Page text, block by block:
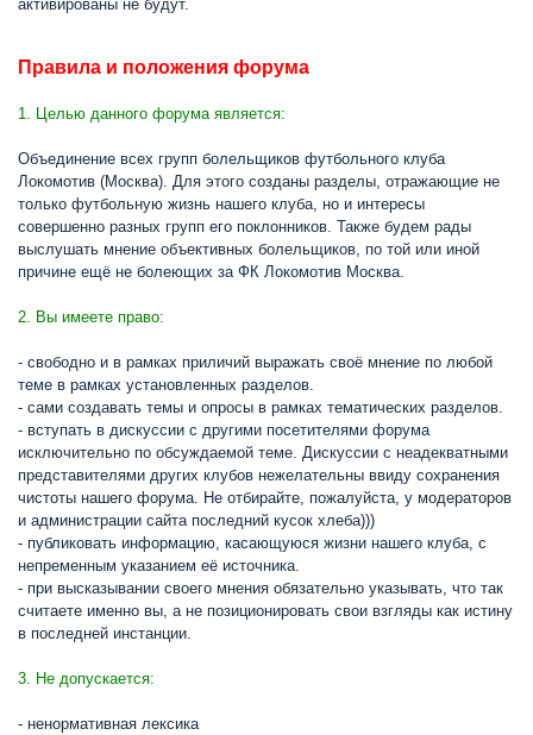
активированы не будут.
Правила и положения форума
1. Целью данного форума является:
Объединение всех групп болельщиков футбольного клуба
Локомотив (Москва). Для этого созданы разделы, отражающие не
только футбольную жизнь нашего клуба, но и интересы
совершенно разных групп его поклонников. Также будем рады
выслушать мнение объективных болельщиков, по той или иной
причине ещё не болеющих за ФК Локомотив Москва.
2. Вы имеете право:
- свободно и в рамках приличий выражать своё мнение по любой
теме в рамках установленных разделов.
- сами создавать темы и опросы в рамках тематических разделов.
- вступать в дискуссии с другими посетителями форума
исключительно по обсуждаемой теме. Дискуссии с неадекватными
представителями других клубов нежелательны ввиду сохранения
чистоты нашего форума. Не отбирайте, пожалуйста, у модераторов
и администрации сайта последний кусок хлеба)))
- публиковать информацию, касающуюся жизни нашего клуба, с
непременным указанием её источника.
- при высказывании своего мнения обязательно указывать, что так
считаете именно вы, а не позиционировать свои взгляды как истину
в последней инстанции.
3. Не допускается:
- ненормативная лексика